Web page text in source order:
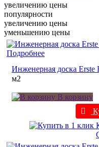
увеличению цены
популярности
увеличению цены
уменьшению цены
Подробнее
Инженерная доска
м2
В корзину